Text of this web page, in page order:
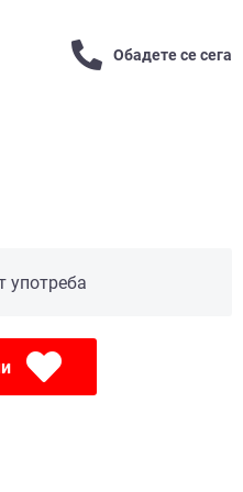
Обадете се сега
употреба